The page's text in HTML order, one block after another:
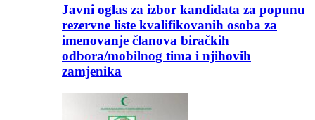
Javni oglas za izbor kandidata za popunu
rezervne liste kvalifikovanih osoba za
imenovanje članova biračkih
odbora/mobilnog tima i njihovih
zamjenika